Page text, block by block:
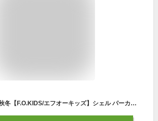
＜30％OFF＞2022秋冬【F.O.KIDS/エフオーキッズ】シェル パーカー ウインドブレーカー≪80cm 90cm 95cm 100cm 110cm 120cm 130cm 140cm≫男の子 子供服 こども ジュニア お出かけ ジップアップパーカー ジャケット